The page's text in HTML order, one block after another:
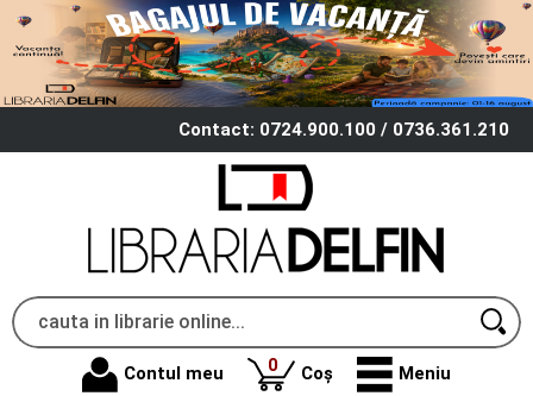
Contact: 0724.900.100 / 0736.361.210
Contul meu 0produse
Coș Meniu